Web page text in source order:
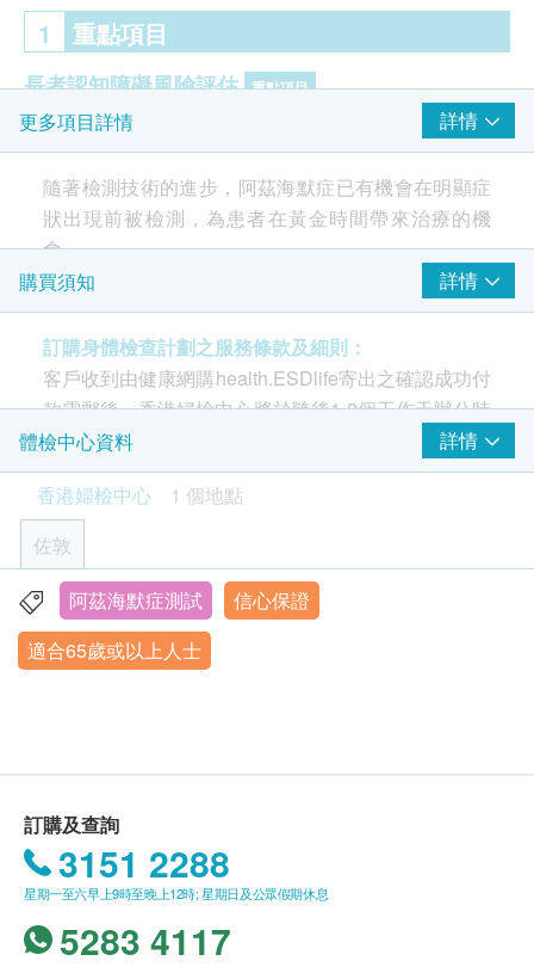
1 重點項目
長者認知障礙風險評估 重點項目
P-Tau217 蛋白
報告 重點項目
醫生講解報告
2 基本項目
基本健康評估
身高
體重
脈搏
血壓
血脂
總膽固醇
高密度脂膽固醇
低密度脂膽固醇
肝功能
總膽紅素
球蛋白
鹼性磷酸酶
更多項目詳情 詳情
隨著檢測技術的進步，阿茲海默症已有機會在明顯症
狀出現前被檢測，為患者在黃金時間帶來治療的機
會。
隨著檢測技術的進步，阿茲海默症已有機會在明顯症
狀出現前被檢測，為患者在黃金時間帶來治療的機
會。早期檢測能幫助醫生，為病人提供更有效的治療
選擇及建議，也令家庭及早準備，應對這可能深深影
響患者與家人生活的嚴重疾病
購買須知 詳情
訂購身體檢查計劃之服務條款及細則：
客戶收到由健康網購health.ESDlife寄出之確認成功付
款電郵後，香港婦檢中心將於隨後1-2個工作天辦公時
間內，致電客戶預約身體檢查的時間及地點。客戶亦
可在訂單確認後1個工作天致電該中心預約 (電話：
2155 4209)。
年齡
一般健康檢查計劃只適用於18歲或以上之人士 (過敏
測試適合5歲或以上人士)
使用長者醫療券
如希望使用長者醫療券進行支付，請在訂購前先聯絡
健康網購，以便我們為您做出相應的安排。
體檢中心資料
詳情
香港婦檢中心
1 個地點
佐敦
九龍佐敦彌敦道363號恆成大廈3B室
顯示地圖
阿茲海默症測試
信心保證
適合65歲或以上人士
訂購及查詢
3151 2288
星期一至六早上9時至晚上12時; 星期日及公眾假期休息
5283 4117